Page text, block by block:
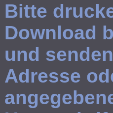
Bitte
Download
und
Adresse